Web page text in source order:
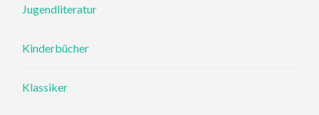
Jugendliteratur
Kinderbücher
Klassiker